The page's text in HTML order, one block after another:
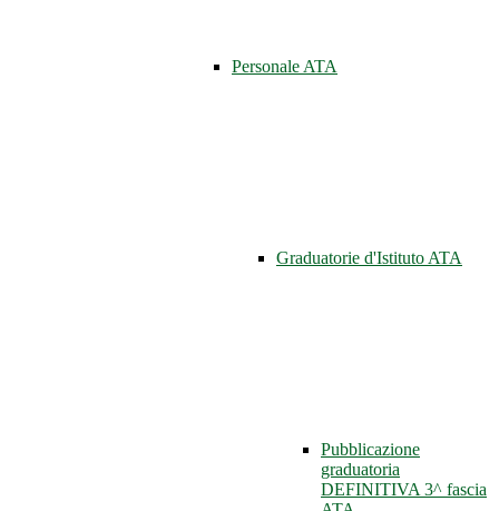
Personale ATA
Graduatorie d'Istituto ATA
Pubblicazione
graduatoria
DEFINITIVA 3^ fascia